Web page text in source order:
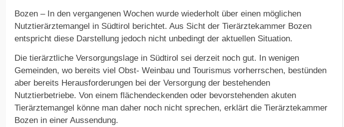
Bozen – In den vergangenen Wochen wurde wiederholt über einen möglichen
Nutztierärztemangel in Südtirol berichtet. Aus Sicht der Tierärztekammer Bozen
entspricht diese Darstellung jedoch nicht unbedingt der aktuellen Situation.
Die tierärztliche Versorgungslage in Südtirol sei derzeit noch gut. In wenigen
Gemeinden, wo bereits viel Obst- Weinbau und Tourismus vorherrschen, bestünden
aber bereits Herausforderungen bei der Versorgung der bestehenden
Nutztierbetriebe. Von einem flächendeckenden oder bevorstehenden akuten
Tierärztemangel könne man daher noch nicht sprechen, erklärt die Tierärztekammer
Bozen in einer Aussendung.